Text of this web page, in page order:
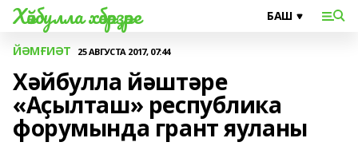
Хәйбулла хәбәрҙәре
ЙӘМҒИӘТ 25 АВГУСТА 2017, 07:44
Хәйбулла йәштәре
«Аҫылташ» республика
форумында грант яуланы